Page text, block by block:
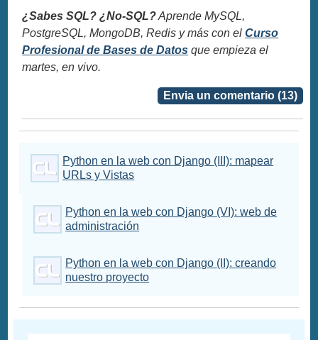
¿Sabes SQL? ¿No-SQL?Aprende MySQL,
PostgreSQL, MongoDB, Redis y más con elCurso
Profesional de Bases de Datos que empieza el
martes, en vivo.
Envia un comentario (13)
Python en la web con Django (III): mapear
URLs y Vistas
Python en la web con Django (VI): web de
administración
Python en la web con Django (II): creando
nuestro proyecto